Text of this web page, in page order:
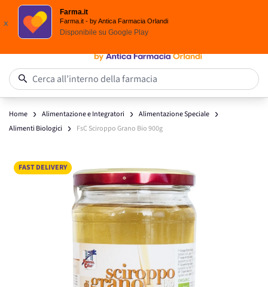
Spedizione
x
Farma.it
Farma.it - by Antica Farmacia Orlandi
Disponibile su Google Play
Salta al contenuto
Cerca all’interno della farmacia
Home Alimentazione e Integratori
Alimentazione Speciale
Alimenti Biologici
FsC Sciroppo Grano Bio 900g
FAST DELIVERY
Main image
Click to view image in fullscreen